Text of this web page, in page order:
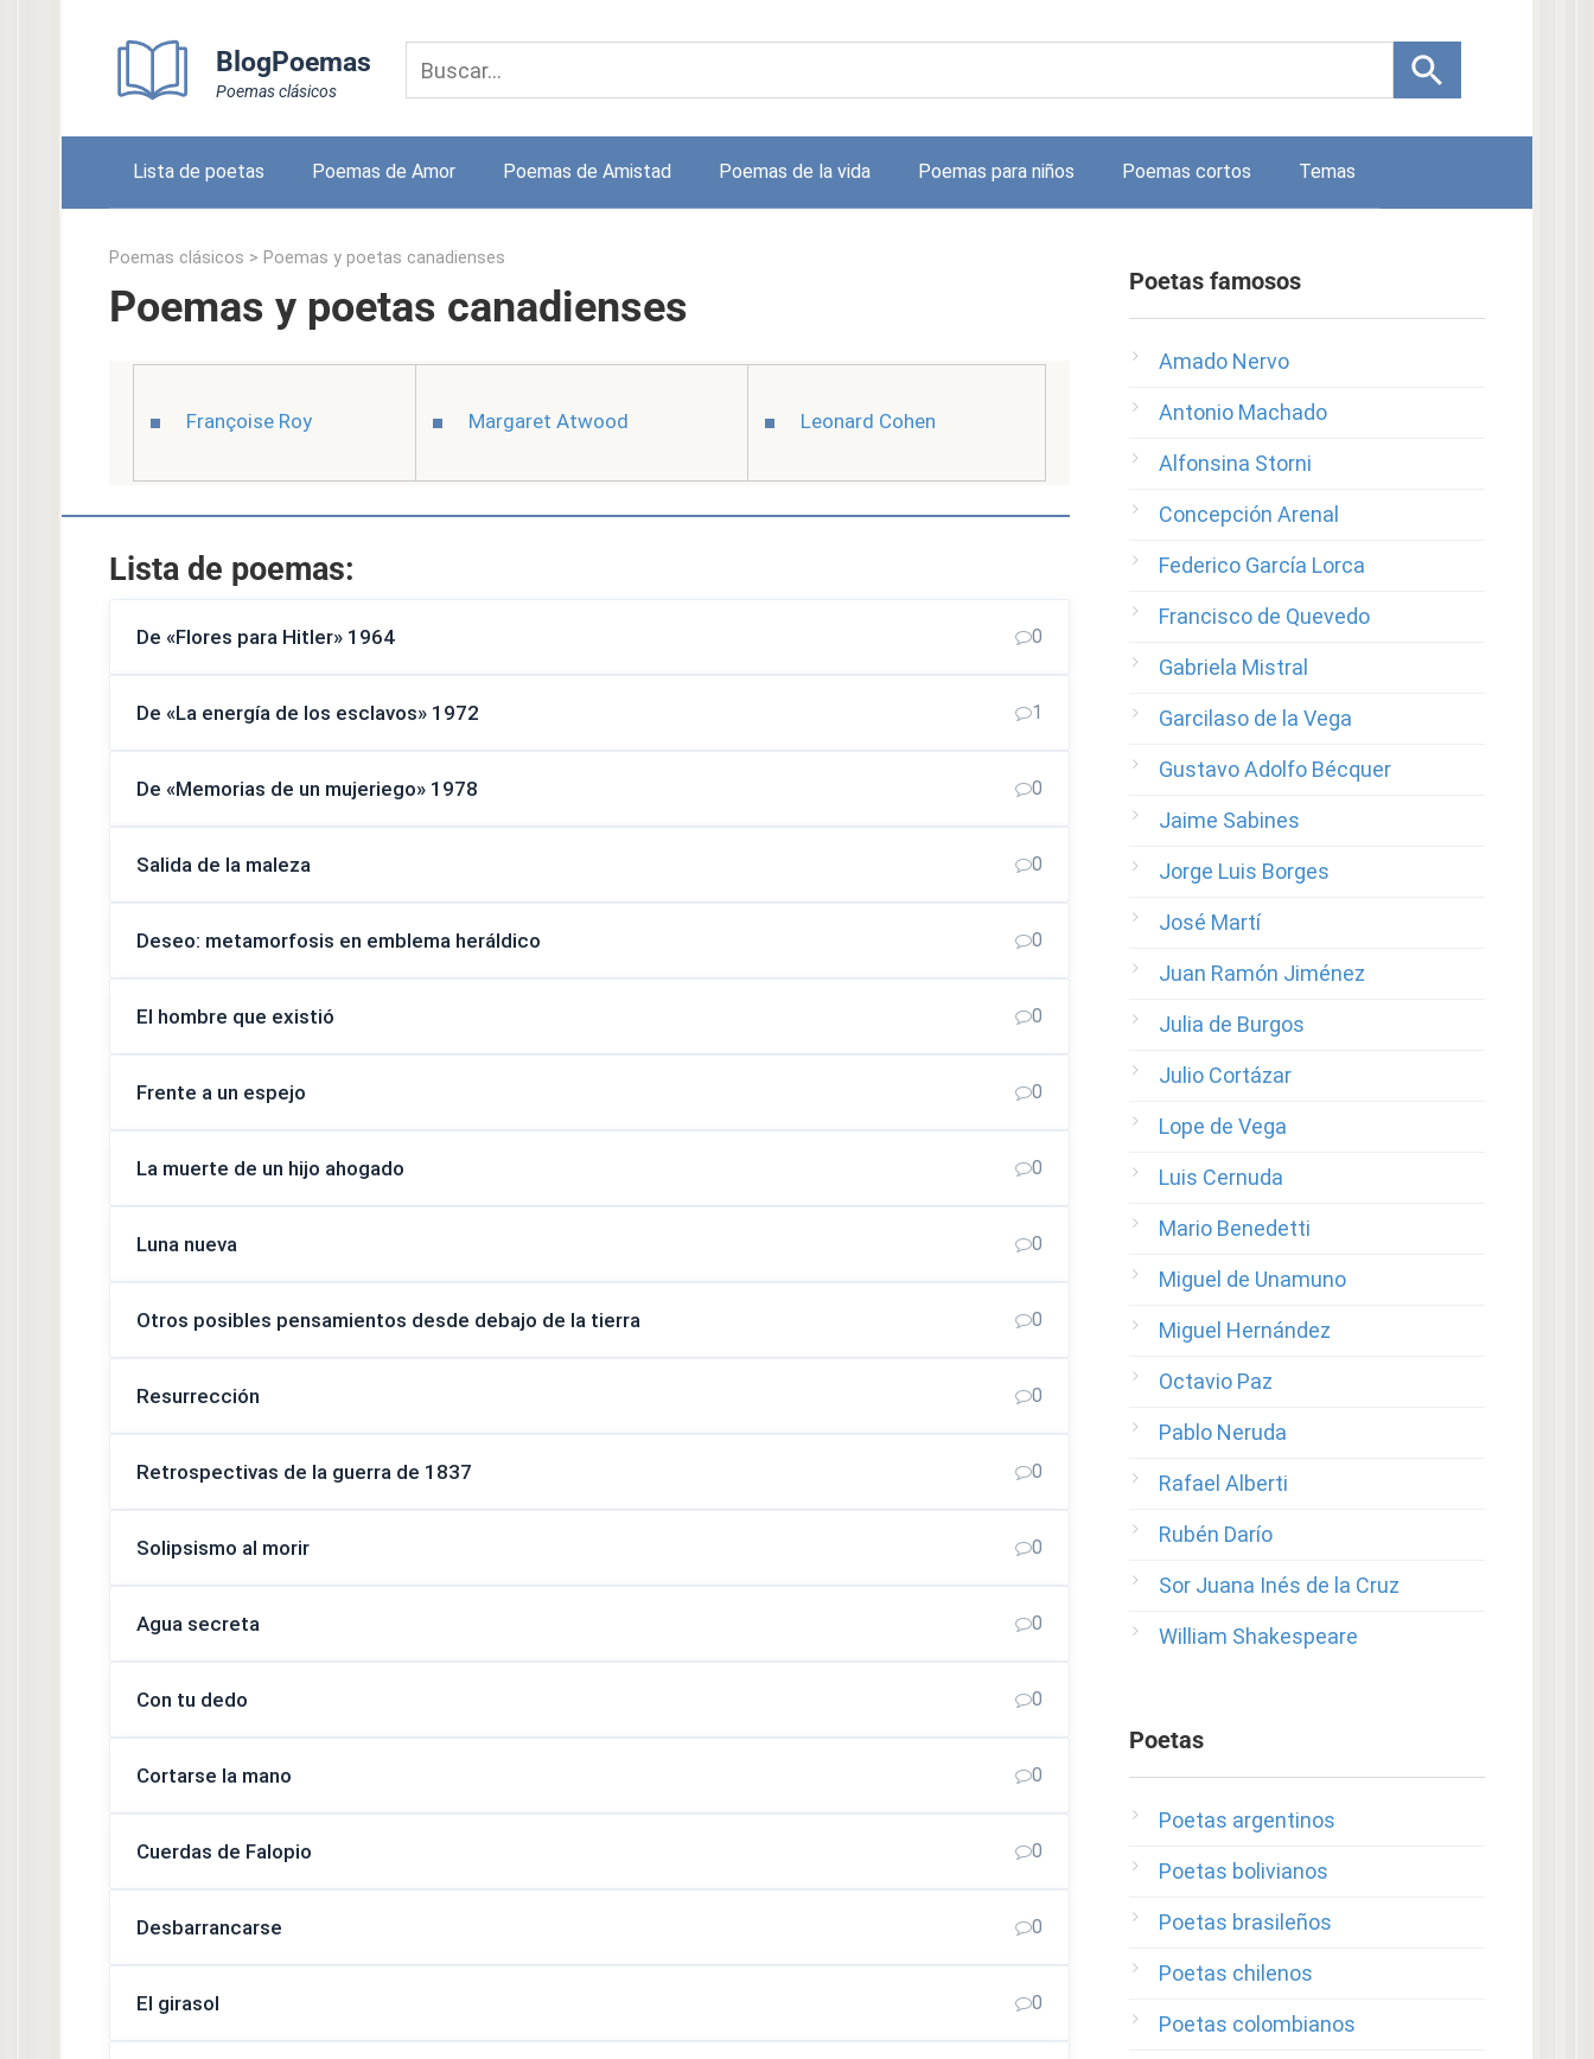
BlogPoemas
Poemas clásicos
Lista de poetas Poemas de Amor Poemas de Amistad Poemas de la vida Poemas para niños Poemas cortos Temas
Poemas clásicos > Poemas y poetas canadienses
Poemas y poetas canadienses
Françoise Roy Margaret Atwood Leonard Cohen
Lista de poemas:
De «Flores para Hitler» 1964 0
De «La energía de los esclavos» 1972 1
De «Memorias de un mujeriego» 1978 0
Salida de la maleza 0
Deseo: metamorfosis en emblema heráldico 0
El hombre que existió 0
Frente a un espejo 0
La muerte de un hijo ahogado 0
Luna nueva 0
Otros posibles pensamientos desde debajo de la tierra 0
Resurrección 0
Retrospectivas de la guerra de 1837 0
Solipsismo al morir 0
Agua secreta 0
Con tu dedo 0
Cortarse la mano 0
Cuerdas de Falopio 0
Desbarrancarse 0
El girasol 0
Poetas famosos
Amado Nervo
Antonio Machado
Alfonsina Storni
Concepción Arenal
Federico García Lorca
Francisco de Quevedo
Gabriela Mistral
Garcilaso de la Vega
Gustavo Adolfo Bécquer
Jaime Sabines
Jorge Luis Borges
José Martí
Juan Ramón Jiménez
Julia de Burgos
Julio Cortázar
Lope de Vega
Luis Cernuda
Mario Benedetti
Miguel de Unamuno
Miguel Hernández
Octavio Paz
Pablo Neruda
Rafael Alberti
Rubén Darío
Sor Juana Inés de la Cruz
William Shakespeare
Poetas
Poetas argentinos
Poetas bolivianos
Poetas brasileños
Poetas chilenos
Poetas colombianos